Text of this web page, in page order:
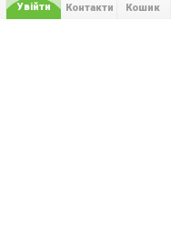
Кошик
Контакти
Увійти